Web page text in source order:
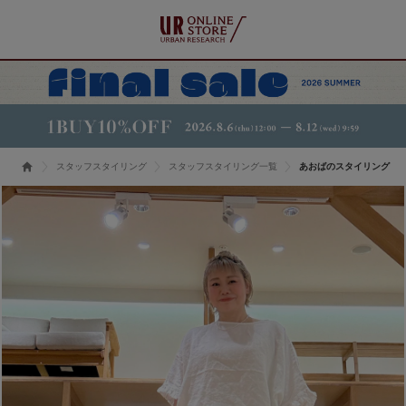
スタッフスタイリング スタッフスタイリング一覧 あおばのスタイリング